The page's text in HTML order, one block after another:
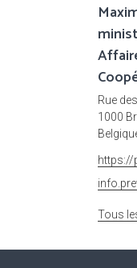
Rue
1000
https://
Tous